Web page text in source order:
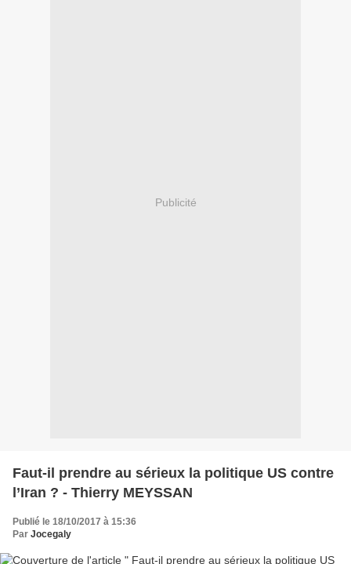
Publicité
Faut-il prendre au sérieux la politique US contre
l’Iran ? - Thierry MEYSSAN
Publié le 18/10/2017 à 15:36
Par Jocegaly